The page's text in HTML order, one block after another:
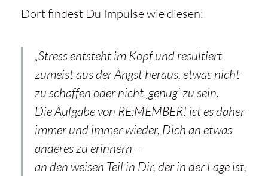
Dort findest Du Impulse wie diesen:
„Stress entsteht im Kopf und resultiert
zumeist aus der Angst heraus, etwas nicht
zu schaffen oder nicht ‚genug‘ zu sein.
Die Aufgabe von RE:MEMBER! ist es daher
immer und immer wieder, Dich an etwas
anderes zu erinnern –
an den weisen Teil in Dir, der in der Lage ist,